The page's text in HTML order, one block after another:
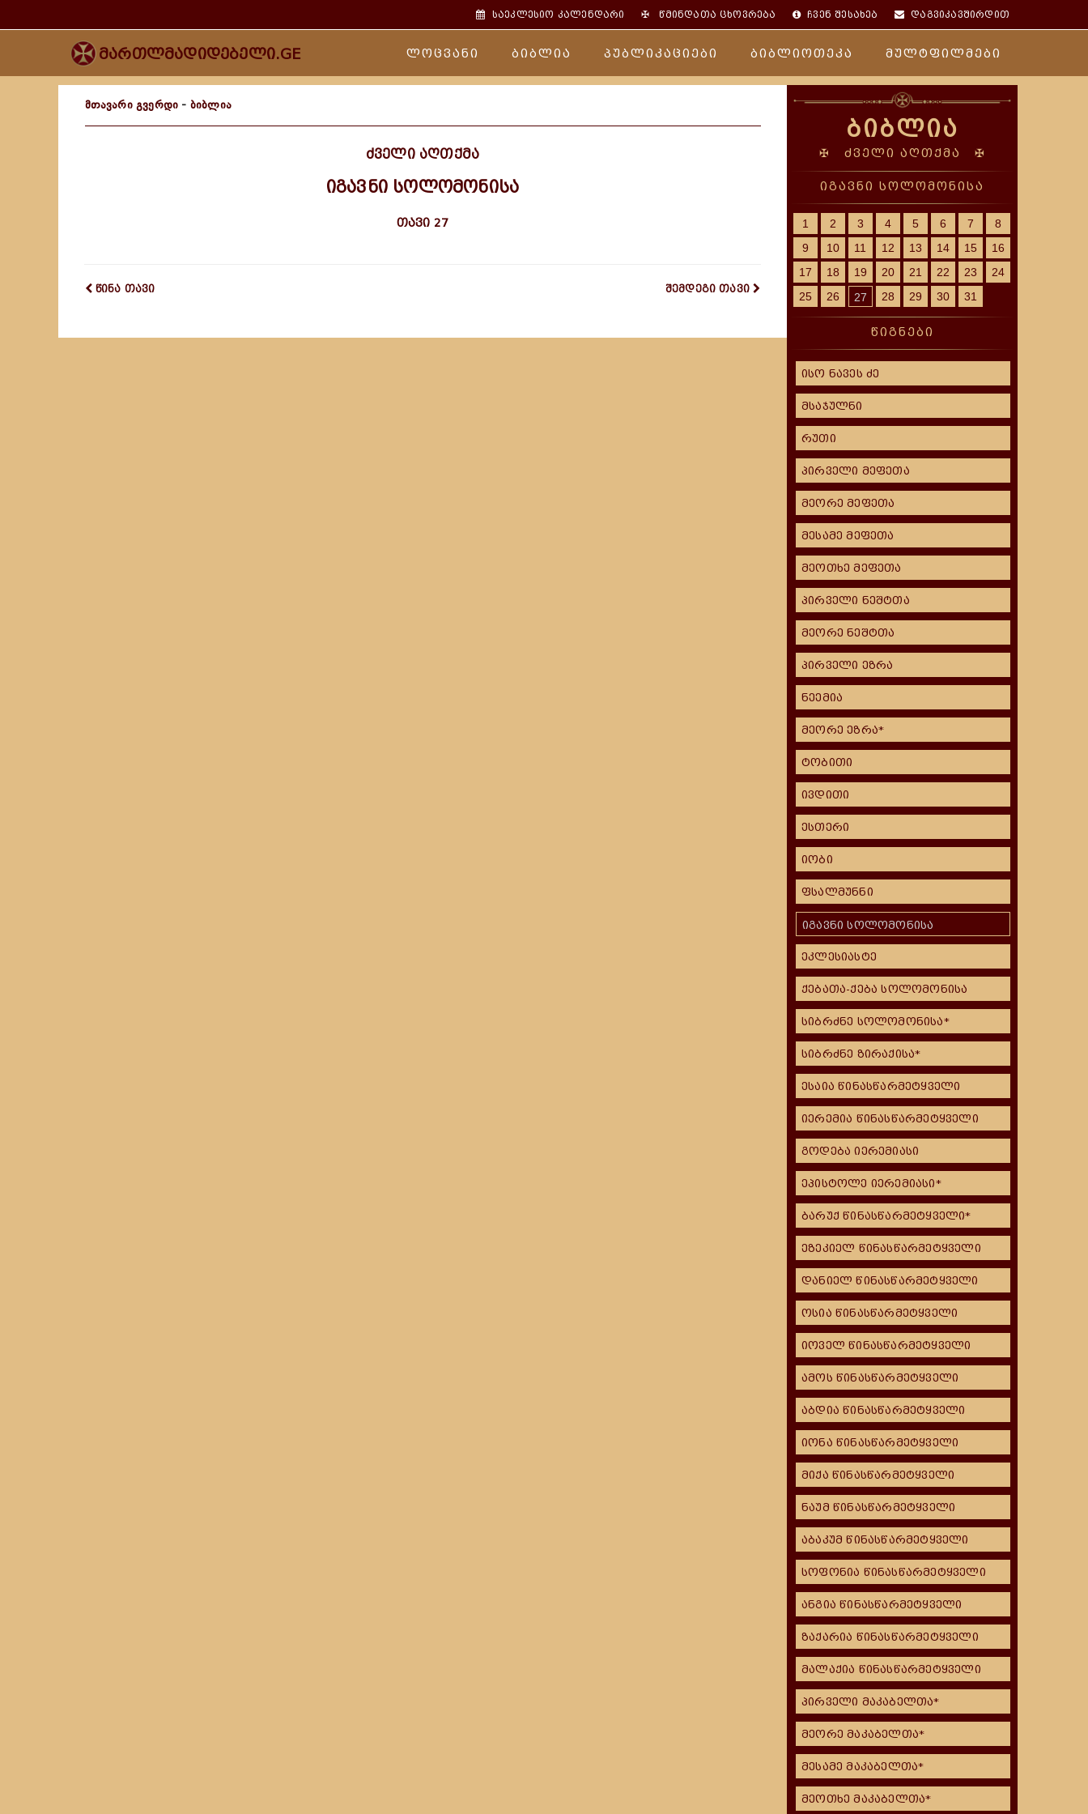
საეკლესიო კალენდარი ✠წმინდათა ცხოვრება ჩვენ შესახებ დაგვიკავშირდით
მართლმადიდებელი.GE ლოცვანი ბიბლია პუბლიკაციები ბიბლიოთეკა მულტფილმები
მთავარი გვერდი - ბიბლია
ძველი აღთქმა
იგავნი სოლომონისა
თავი 27
წინა თავი შემდეგი თავი
ბიბლია
✠ ძველი აღთქმა ✠
იგავნი სოლომონისა
1 2 3 4 5 6 7
8
9
10 11 12 13 14 15
16
17
18 19 20 21 22 23
24
25
26 27 28 29 30 31
წიგნები
ისო ნავეს ძე
მსაჯულნი
რუთი
პირველი მეფეთა
მეორე მეფეთა
მესამე მეფეთა
მეოთხე მეფეთა
პირველი ნეშტთა
მეორე ნეშტთა
პირველი ეზრა
ნეემია
მეორე ეზრა*
ტობითი
ივდითი
ესთერი
იობი
ფსალმუნნი
იგავნი სოლომონისა
ეკლესიასტე
ქებათა-ქება სოლომონისა
სიბრძნე სოლომონისა*
სიბრძნე ზირაქისა*
ესაია წინასწარმეტყველი
იერემია წინასწარმეტყველი
გოდება იერემიასი
ეპისტოლე იერემიასი*
ბარუქ წინასწარმეტყველი*
ეზეკიელ წინასწარმეტყველი
დანიელ წინასწარმეტყველი
ოსია წინასწარმეტყველი
იოველ წინასწარმეტყველი
ამოს წინასწარმეტყველი
აბდია წინასწარმეტყველი
იონა წინასწარმეტყველი
მიქა წინასწარმეტყველი
ნაუმ წინასწარმეტყველი
აბაკუმ წინასწარმეტყველი
სოფონია წინასწარმეტყველი
ანგია წინასწარმეტყველი
ზაქარია წინასწარმეტყველი
მალაქია წინასწარმეტყველი
პირველი მაკაბელთა*
მეორე მაკაბელთა*
მესამე მაკაბელთა*
მეოთხე მაკაბელთა*